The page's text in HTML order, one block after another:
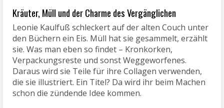
Kräuter, Müll und der Charme des Vergänglichen
Leonie Kaulfuß schleckert auf der alten Couch unter
den Büchern ein Eis. Müll hat sie gesammelt, erzählt
sie. Was man eben so findet – Kronkorken,
Verpackungsreste und sonst Weggeworfenes.
Daraus wird sie Teile für ihre Collagen verwenden,
die sie illustriert. Ein Titel? Da wird ihr beim Machen
schon die zündende Idee kommen.